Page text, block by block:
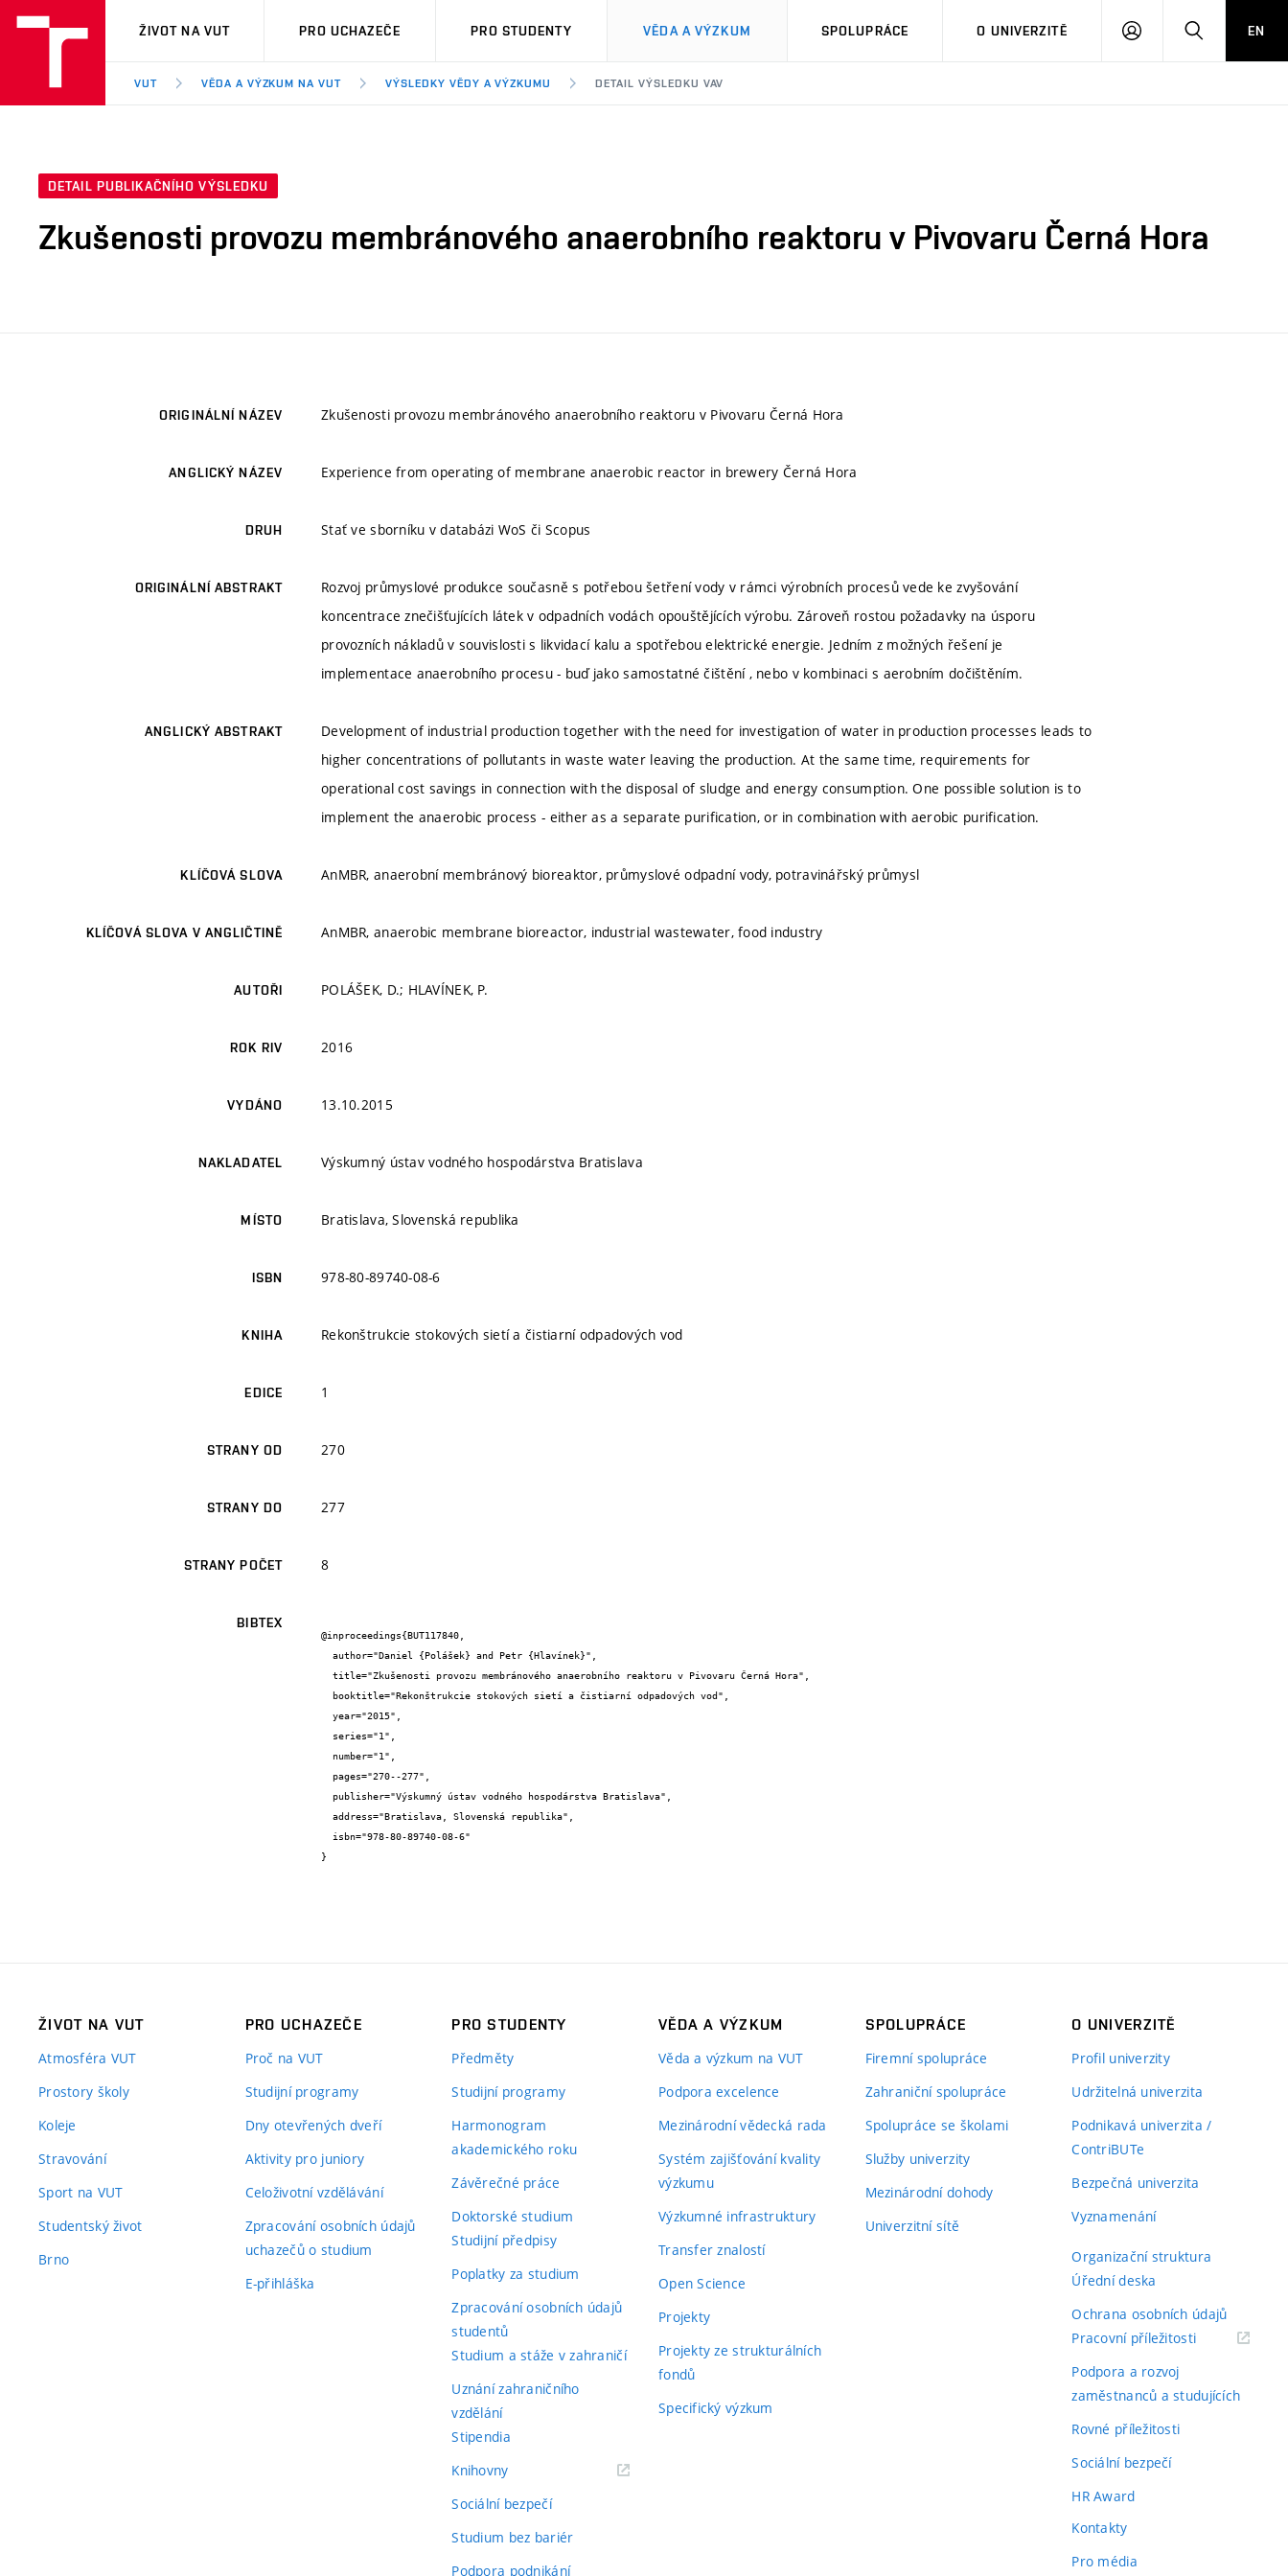
VUT
ŽIVOT NA VUT PRO UCHAZEČE PRO STUDENTY VĚDA A VÝZKUM SPOLUPRÁCE O UNIVERZITĚ
PŘIHLÁSIT HLEDATEN
VUT VĚDA A VÝZKUM NA VUT VÝSLEDKY VĚDY A VÝZKUMU DETAIL VÝSLEDKU VAV
DETAIL PUBLIKAČNÍHO VÝSLEDKU
Zkušenosti provozu membránového anaerobního reaktoru v Pivovaru Černá Hora
ORIGINÁLNÍ NÁZEV Zkušenosti provozu membránového anaerobního reaktoru v Pivovaru Černá Hora
ANGLICKÝ NÁZEV Experience from operating of membrane anaerobic reactor in brewery Černá Hora
DRUH Stať ve sborníku v databázi WoS či Scopus
ORIGINÁLNÍ ABSTRAKT
Rozvoj průmyslové produkce současně s potřebou šetření vody v rámci výrobních procesů vede ke zvyšování
koncentrace znečišťujících látek v odpadních vodách opouštějících výrobu. Zároveň rostou požadavky na úsporu
provozních nákladů v souvislosti s likvidací kalu a spotřebou elektrické energie. Jedním z možných řešení je
implementace anaerobního procesu - buď jako samostatné čištění , nebo v kombinaci s aerobním dočištěním.
ANGLICKÝ ABSTRAKT
Development of industrial production together with the need for investigation of water in production processes leads to
higher concentrations of pollutants in waste water leaving the production. At the same time, requirements for
operational cost savings in connection with the disposal of sludge and energy consumption. One possible solution is to
implement the anaerobic process - either as a separate purification, or in combination with aerobic purification.
KLÍČOVÁ SLOVA AnMBR, anaerobní membránový bioreaktor, průmyslové odpadní vody, potravinářský průmysl
KLÍČOVÁ SLOVA V ANGLIČTINĚ AnMBR, anaerobic membrane bioreactor, industrial wastewater, food industry
AUTOŘI POLÁŠEK, D.; HLAVÍNEK, P.
ROK RIV 2016
VYDÁNO 13.10.2015
NAKLADATEL Výskumný ústav vodného hospodárstva Bratislava
MÍSTO Bratislava, Slovenská republika
ISBN 978-80-89740-08-6
KNIHA Rekonštrukcie stokových sietí a čistiarní odpadových vod
EDICE 1
STRANY OD 270
STRANY DO 277
STRANY POČET 8
BIBTEX
@inproceedings{BUT117840,
}
ŽIVOT NA VUT
Atmosféra VUT
Prostory školy
Koleje
Stravování
Sport na VUT
Studentský život
Brno
PRO UCHAZEČE
Proč na VUT
Studijní programy
Dny otevřených dveří
Aktivity pro juniory
Celoživotní vzdělávání
Zpracování osobních údajů
uchazečů o studium
E-přihláška
PRO STUDENTY
Předměty
Studijní programy
Harmonogram
akademického roku
Závěrečné práce
Doktorské studium
Studijní předpisy
Poplatky za studium
Zpracování osobních údajů
studentů
Studium a stáže v zahraničí
Uznání zahraničního
vzdělání
Stipendia
Knihovny(externí
Sociální bezpečí
Studium bez bariér
Podpora podnikání
VĚDA A VÝZKUM
Věda a výzkum na VUT
Podpora excelence
Mezinárodní vědecká rada
Systém zajišťování kvality
výzkumu
Výzkumné infrastruktury
Transfer znalostí
Open Science
Projekty
Projekty ze strukturálních
fondů
Specifický výzkum
SPOLUPRÁCE
Firemní spolupráce
Zahraniční spolupráce
Spolupráce se školami
Služby univerzity
Mezinárodní dohody
Univerzitní sítě
O UNIVERZITĚ
Profil univerzity
Udržitelná univerzita
Podnikavá univerzita /
ContriBUTe
Bezpečná univerzita
Vyznamenání
Organizační struktura
Úřední deska
Ochrana osobních údajů
Pracovní příležitosti(externí
Podpora a rozvoj
zaměstnanců a studujících
Rovné příležitosti
Sociální bezpečí
HR Award
Kontakty
Pro média